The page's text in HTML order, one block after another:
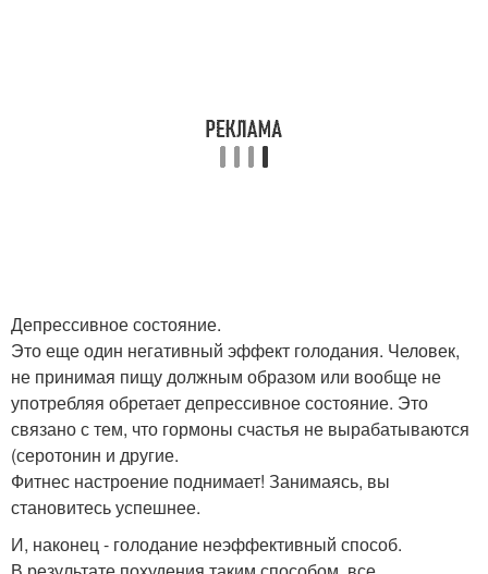
Депрессивное состояние.
Это еще один негативный эффект голодания. Человек,
не принимая пищу должным образом или вообще не
употребляя обретает депрессивное состояние. Это
связано с тем, что гормоны счастья не вырабатываются
(серотонин и другие.
Фитнес настроение поднимает! Занимаясь, вы
становитесь успешнее.
И, наконец - голодание неэффективный способ.